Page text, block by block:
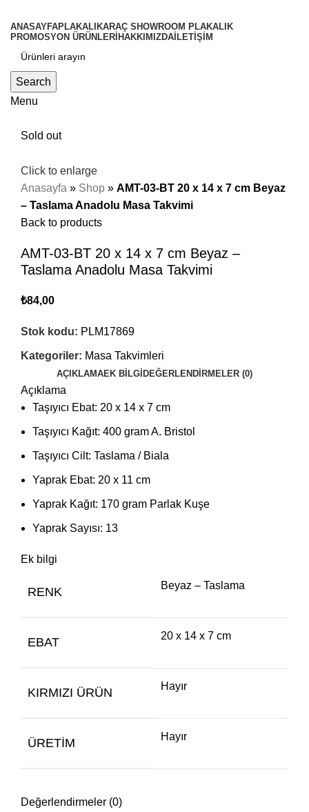
ANASAYFAPLAKALIKARAÇ SHOWROOM PLAKALIK
PROMOSYON ÜRÜNLERİ HAKKIMIZDA İLETİŞİM
Search
Menu
Sold out
Click to enlarge
Anasayfa » Shop » AMT-03-BT 20 x 14 x 7 cm Beyaz
– Taslama Anadolu Masa Takvimi
Back to products
AMT-03-BT 20 x 14 x 7 cm Beyaz –
Taslama Anadolu Masa Takvimi
₺84,00
Stok kodu: PLM17869
Kategoriler: Masa Takvimleri
AÇIKLAMAEK BILGI DEĞERLENDIRMELER (0)
Açıklama
Taşıyıcı Ebat: 20 x 14 x 7 cm
Taşıyıcı Kağıt: 400 gram A. Bristol
Taşıyıcı Cilt: Taslama / Biala
Yaprak Ebat: 20 x 11 cm
Yaprak Kağıt: 170 gram Parlak Kuşe
Yaprak Sayısı: 13
Ek bilgi
RENK Beyaz – Taslama
EBAT 20 x 14 x 7 cm
KIRMIZI ÜRÜN Hayır
ÜRETIM Hayır
Değerlendirmeler (0)